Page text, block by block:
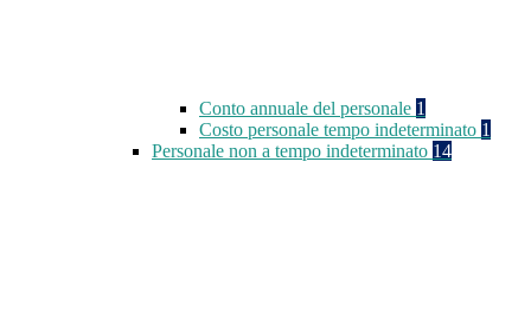
Conto annuale del personale 1
Costo personale tempo indeterminato 1
Personale non a tempo indeterminato 14